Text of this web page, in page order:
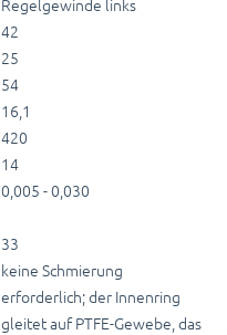
42
25
54
16,1
420
14
0,005 - 0,030
33
keine Schmierung
erforderlich; der Innenring
gleitet auf PTFE-Gewebe, das